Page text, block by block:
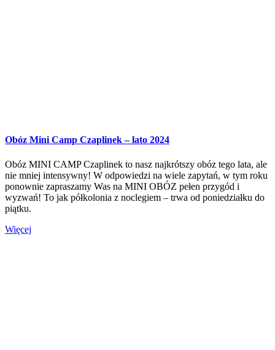
Obóz Mini Camp Czaplinek – lato 2024
Obóz MINI CAMP Czaplinek to nasz najkrótszy obóz tego lata, ale
nie mniej intensywny! W odpowiedzi na wiele zapytań, w tym roku
ponownie zapraszamy Was na MINI OBÓZ pełen przygód i
wyzwań! To jak półkolonia z noclegiem – trwa od poniedziałku do
piątku.
Więcej